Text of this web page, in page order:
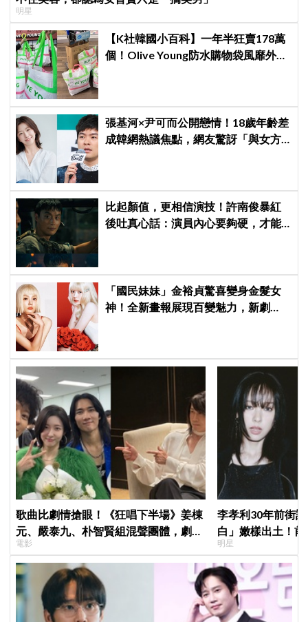
明星
【K社韓國小百科】一年半狂賣178萬
個！Olive Young防水購物袋風靡外國
張基河×尹可而公開戀情！18歲年齡差
成韓網熱議焦點，網友驚訝「與女方
比起顏值，更相信演技！許南俊暴紅
後吐真心話：演員內心要夠硬，才能
「國民妹妹」金裕貞驚喜變身金髮女
神！全新畫報展現百變魅力，新劇
歌曲比劇情搶眼！《狂唱下半場》姜棟
元、嚴泰九、朴智賢組混聲團體，劇中
曲《Love Is》超洗腦
電影
李孝利30年前街
白」嫩樣出土！
傳奇
明星